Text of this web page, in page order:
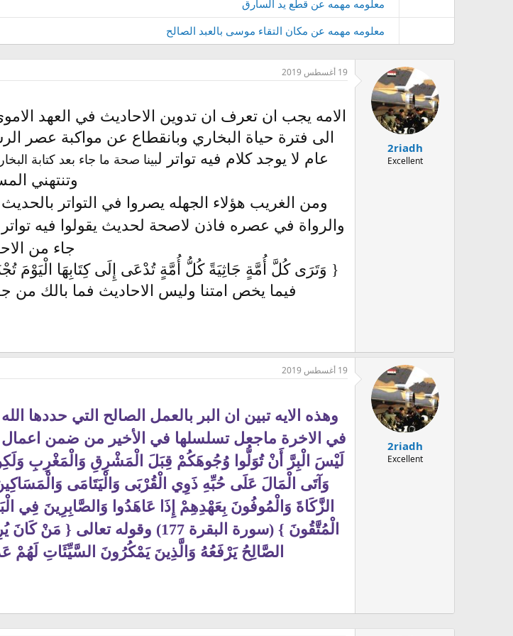
معلومه مهمه عن قطع يد السارق
معلومه مهمه عن مكان التقاء موسى بالعبد الصالح
2riadh
Excellent
19 أغسطس 2019
الامه يجب ان تعرف ان تدوين الاحاديث في العهد
عام لا يوجد كلام فيه تواتر لبينا صحة ما جاء بعد كتابة
وتنتهني
ومن الغريب هؤلاء الجهله يصروا في التواتر
والرواة في عصره فاذن لاصحة لحديث يقولوا فيه
جاء من
فيما يخص امتنا وليس الاحاديث فما بالك من
2riadh
Excellent
19 أغسطس 2019
وهذه الايه تبين ان البر بالعمل الصالح التي حددها
في الاخرة ماجعل تسلسلها في الأخير من ضمن
لَيْسَ الْبِرَّ أَنْ تُوَلُّوا وُجُوهَكُمْ قِبَلَ الْمَشْرِقِ وَالْمَغْرِبِ وَلَكِنَّ
وَآتَى الْمَالَ عَلَى حُبِّهِ ذَوِي الْقُرْبَى وَالْيَتَامَى
الزَّكَاةَ وَالْمُوفُونَ بِعَهْدِهِمْ إِذَا عَاهَدُوا وَالصَّابِرِينَ فِي
الْمُتَّقُونَ } (سورة البقرة 177)
الصَّالِحُ يَرْفَعُهُ وَالَّذِينَ يَمْكُرُونَ السَّيِّئَاتِ لَهُمْ